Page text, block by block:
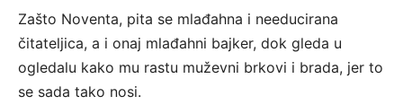
Zašto Noventa, pita se mlađahna i needucirana
čitateljica, a i onaj mlađahni bajker, dok gleda u
ogledalu kako mu rastu muževni brkovi i brada, jer to
se sada tako nosi.